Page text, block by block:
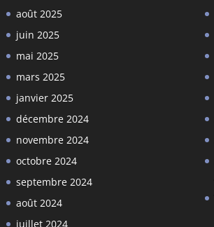
août 2025
juin 2025
mai 2025
mars 2025
janvier 2025
décembre 2024
novembre 2024
octobre 2024
septembre 2024
août 2024
juillet 2024